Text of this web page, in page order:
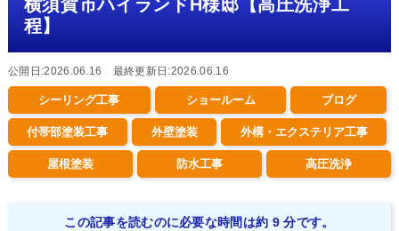
横須賀市ハイランドH様邸【高圧洗浄工
程】
公開日:2026.06.16 最終更新日:2026.06.16
シーリング工事 ショールーム ブログ
付帯部塗装工事 外壁塗装 外構・エクステリア工事
屋根塗装 防水工事 高圧洗浄
この記事を読むのに必要な時間は約 9 分です。